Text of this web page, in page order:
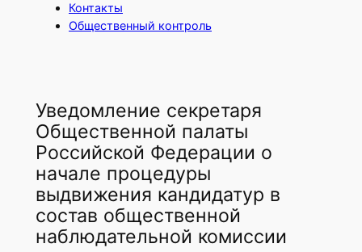
Контакты
Общественный контроль
Уведомление секретаря
Общественной палаты
Российской Федерации о
начале процедуры
выдвижения кандидатур в
состав общественной
наблюдательной комиссии